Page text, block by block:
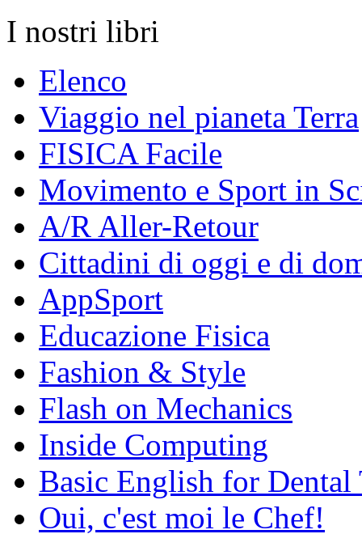
I nostri libri
Elenco
Viaggio nel pianeta Terra
FISICA Facile
Movimento e Sport in
A/R Aller-Retour
Cittadini di oggi e di
AppSport
Educazione Fisica
Fashion & Style
Flash on Mechanics
Inside Computing
Basic English for Dental
Oui, c'est moi le Chef!